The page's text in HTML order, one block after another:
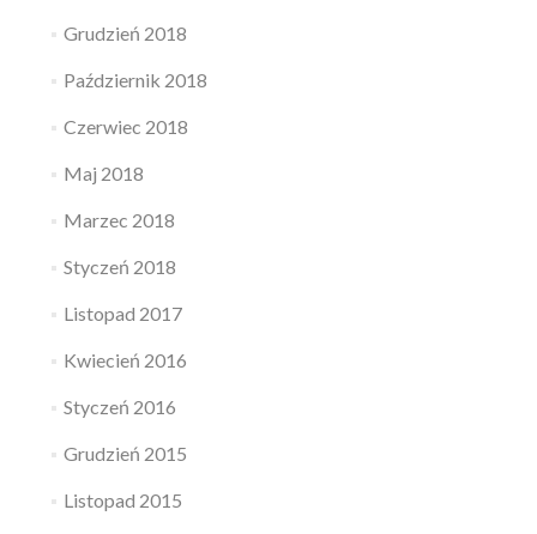
Grudzień 2018
Październik 2018
Czerwiec 2018
Maj 2018
Marzec 2018
Styczeń 2018
Listopad 2017
Kwiecień 2016
Styczeń 2016
Grudzień 2015
Listopad 2015